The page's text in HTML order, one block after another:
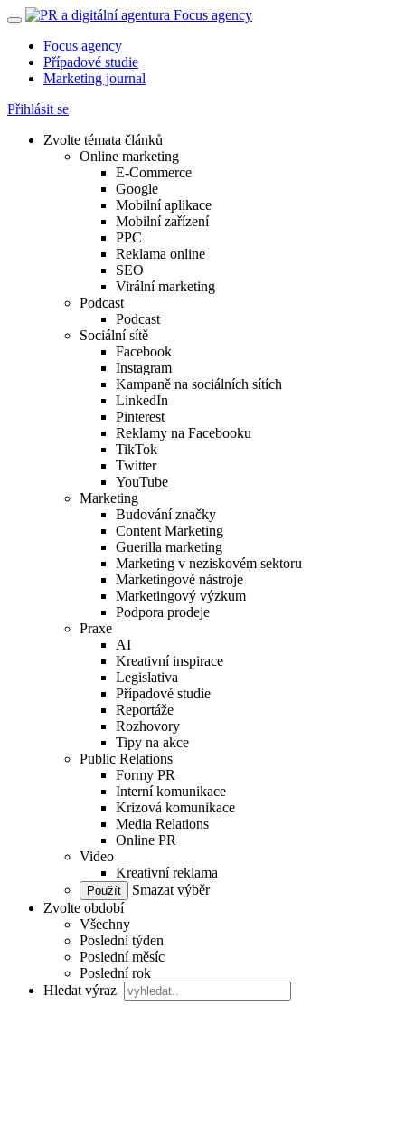
Focus agency
Případové studie
Marketing journal
Přihlásit se
Zvolte témata článků
Online marketing
E-Commerce
Google
Mobilní aplikace
Mobilní zařízení
PPC
Reklama online
SEO
Virální marketing
Podcast
Podcast
Sociální sítě
Facebook
Instagram
Kampaně na sociálních sítích
LinkedIn
Pinterest
Reklamy na Facebooku
TikTok
Twitter
YouTube
Marketing
Budování značky
Content Marketing
Guerilla marketing
Marketing v neziskovém sektoru
Marketingové nástroje
Marketingový výzkum
Podpora prodeje
Praxe
AI
Kreativní inspirace
Legislativa
Případové studie
Reportáže
Rozhovory
Tipy na akce
Public Relations
Formy PR
Interní komunikace
Krizová komunikace
Media Relations
Online PR
Video
Kreativní reklama
Smazat výběr
Zvolte období
Všechny
Poslední týden
Poslední měsíc
Poslední rok
Hledat výraz